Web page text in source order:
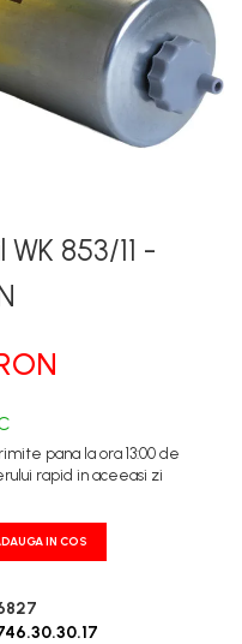
853/11 -
pana la ora 13:00 de
rapid in aceeasi zi
IN COS